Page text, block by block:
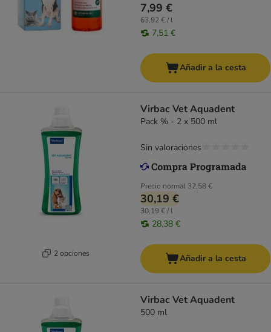
7,99 €
63,92 € / l
7,51 €
Añadir a la cesta
2 opciones
Virbac Vet Aquadent
Pack % - 2 x 500 ml
Precio normal 32,58 €
30,19 €
30,19 € / l
28,38 €
Sin valoraciones
Añadir a la cesta
Virbac Vet Aquadent
500 ml